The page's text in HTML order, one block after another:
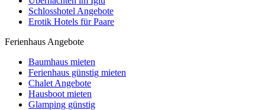
Schlosshotel Angebote
Erotik Hotels für Paare
Ferienhaus Angebote
Baumhaus mieten
Ferienhaus günstig mieten
Chalet Angebote
Hausboot mieten
Glamping günstig